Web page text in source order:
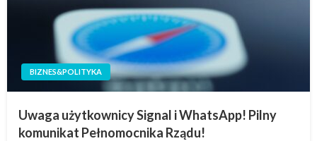
BIZNES&POLITYKA
Uwaga użytkownicy Signal i WhatsApp! Pilny
komunikat Pełnomocnika Rządu!